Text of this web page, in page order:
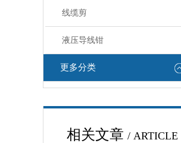
线缆剪
液压导线钳
更多分类
相关文章 / ARTICLE